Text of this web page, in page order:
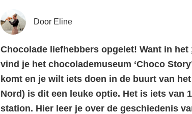
Door Eline
Chocolade liefhebbers opgelet! Want in het
vind je het chocolademuseum ‘Choco
komt en je wilt iets doen in de buurt van
Nord) is dit een leuke optie. Het is iets van
station. Hier leer je over de geschiedenis